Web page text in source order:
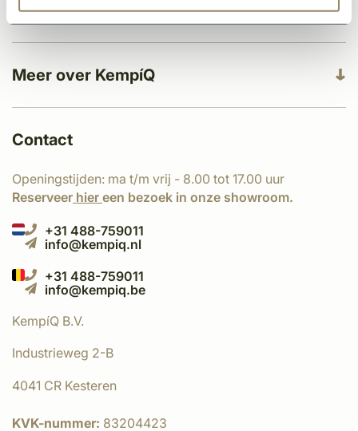
Meer over KempíQ
Categorieën
Contact
Openingstijden: ma t/m vrij - 8.00 tot 17.00 uur
Reserveer hier een bezoek in onze showroom.
+31 488-759011
info@kempiq.nl
+31 488-759011
info@kempiq.be
KempíQ B.V.
Industrieweg 2-B
4041 CR Kesteren
KVK-nummer: 83204423